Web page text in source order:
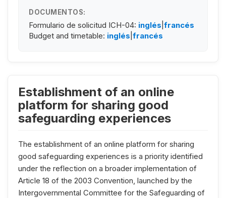
DOCUMENTOS:
Formulario de solicitud ICH-04: inglés francés
Budget and timetable: inglés francés
Establishment of an online
platform for sharing good
safeguarding experiences
The establishment of an online platform for sharing
good safeguarding experiences is a priority identified
under the reflection on a broader implementation of
Article 18 of the 2003 Convention, launched by the
Intergovernmental Committee for the Safeguarding of